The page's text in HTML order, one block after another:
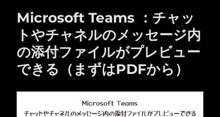
Microsoft Teams ：チャッ
トやチャネルのメッセージ内
の添付ファイルがプレビュー
できる（まずはPDFから）